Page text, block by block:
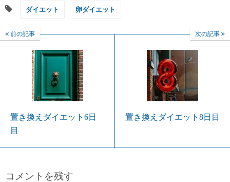
ダイエット 卵ダイエット
前の記事
置き換えダイエット6日
目
次の記事
置き換えダイエット8日目
コメントを残す